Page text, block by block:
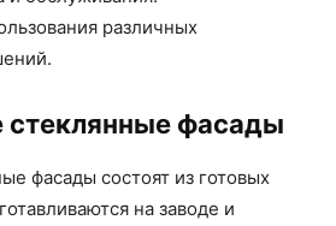
различных
фасады
фасады состоят из готовых
на заводе и